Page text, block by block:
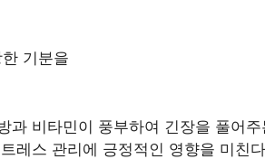
기분을
과 비타민이 풍부하여 긴장을 풀어
레스 관리에 긍정적인 영향을 미친